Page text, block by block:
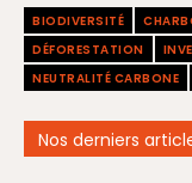
BIODIVERSITÉ
DÉFORESTATION
NEUTRALITÉ CARBONE
Nos derniers